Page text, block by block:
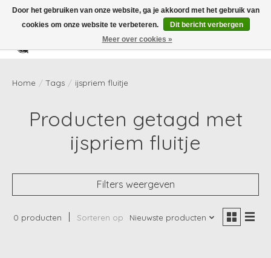
Verlanglijst
Home / Tags / ijspriem fluitje
Producten getagd met
ijspriem fluitje
Filters weergeven
0 producten Sorteren op Nieuwste producten
Door het gebruiken van onze website, ga je akkoord met het gebruik van
cookies om onze website te verbeteren.
Dit bericht verbergen
Meer over cookies »